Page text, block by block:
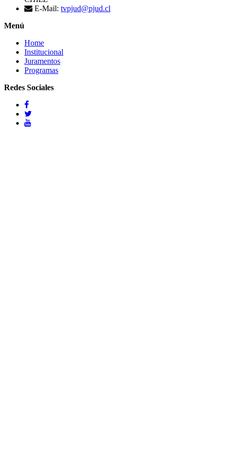
E-Mail: tvpjud@pjud.cl
Menú
Home
Institucional
Juramentos
Programas
Redes Sociales